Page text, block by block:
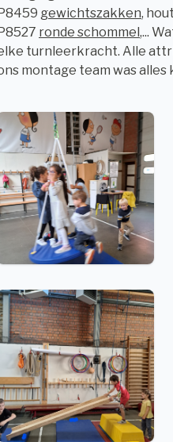
gewichtszakken,
ronde schommel,...
turnleerkracht. Alle
montage team was alles